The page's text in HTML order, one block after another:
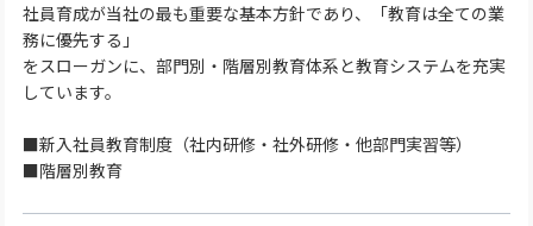
社員育成が当社の最も重要な基本方針であり、「教育は全ての業
務に優先する」
をスローガンに、部門別・階層別教育体系と教育システムを充実
しています。
■新入社員教育制度（社内研修・社外研修・他部門実習等）
■階層別教育